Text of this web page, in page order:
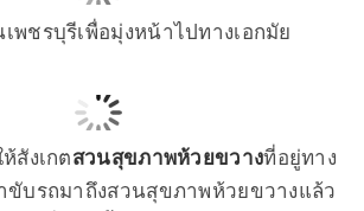
พชรบุรีเพื่อมุ่งหน้าไปทางเอกมัย
สังเกตสวนสุขภาพห้วยขวางที่อยู่ทาง
ขับรถมาถึงสวนสุขภาพห้วยขวางแล้ว